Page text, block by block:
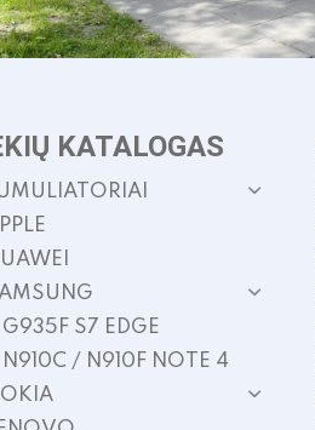
KATALOGAS
G935F S7 EDGE
N910C / N910F NOTE 4